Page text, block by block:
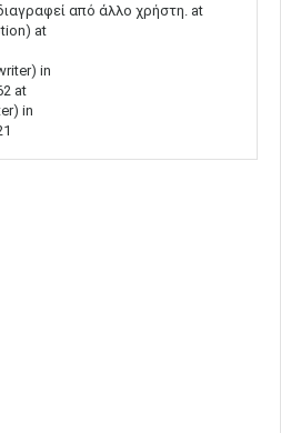
από άλλο χρήστη. at
at
in
at
in